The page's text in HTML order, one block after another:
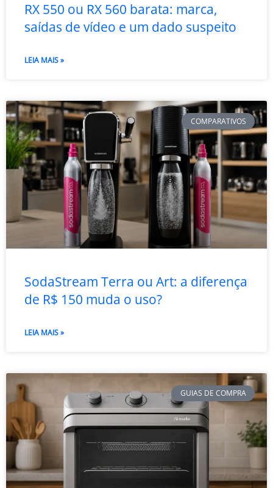
RX 550 ou RX 560 barata: marca,
saídas de vídeo e um dado suspeito
LEIA MAIS »
COMPARATIVOS
SodaStream Terra ou Art: a diferença
de R$ 150 muda o uso?
LEIA MAIS »
GUIAS DE COMPRA